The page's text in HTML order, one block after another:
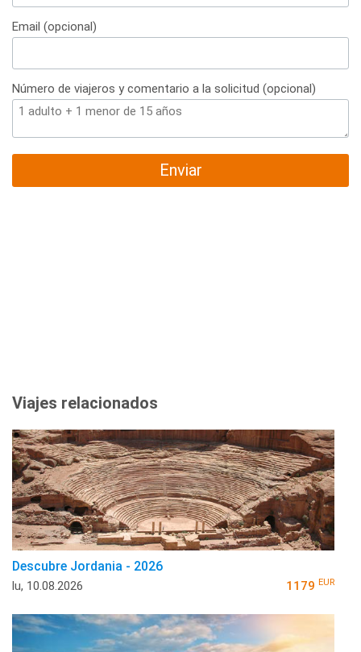
+34
Email (opcional)
Número de viajeros y comentario a la solicitud (opcional)
Enviar
Viajes relacionados
Descubre Jordania - 2026
lu, 10.08.2026 1179 EUR